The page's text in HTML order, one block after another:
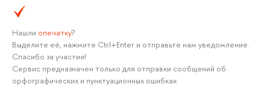
Нашли опечатку?
Выделите её, нажмите Ctrl+Enter и отправьте нам уведомление.
Спасибо за участие!
Сервис предназначен только для отправки сообщений об
орфографических и пунктуационных ошибках.